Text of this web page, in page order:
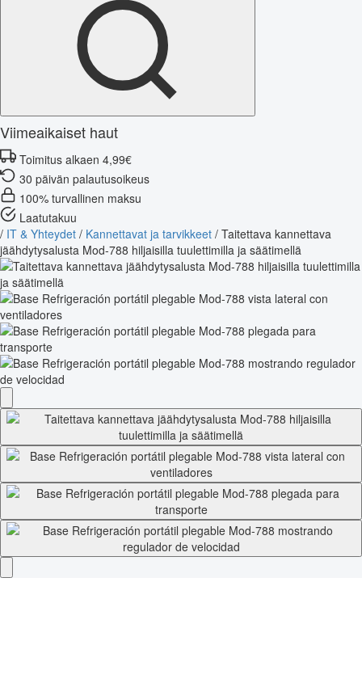
Viimeaikaiset haut
Toimitus alkaen 4,99€
30 päivän palautusoikeus
100% turvallinen maksu
Laatutakuu
/ IT & Yhteydet / Kannettavat ja tarvikkeet / Taitettava kannettava
jäähdytysalusta Mod-788 hiljaisilla tuulettimilla ja säätimellä